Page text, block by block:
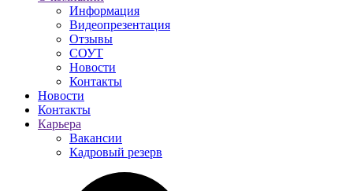
Информация
Видеопрезентация
Отзывы
СОУТ
Новости
Контакты
Новости
Контакты
Карьера
Вакансии
Кадровый резерв